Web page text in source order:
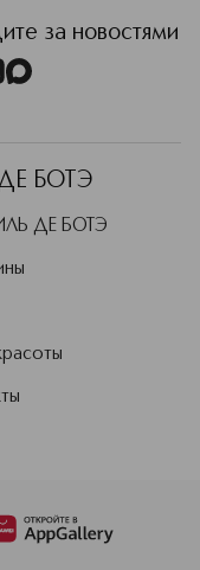
за новостями
БОТЭ
ДЕ БОТЭ